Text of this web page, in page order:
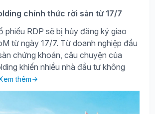
chính thức rời sàn từ 17/7
phiếu RDP sẽ bị hủy đăng ký giao
từ ngày 17/7. Từ doanh nghiệp đầu
chứng khoán, câu chuyện của
khiến nhiều nhà đầu tư không
thêm